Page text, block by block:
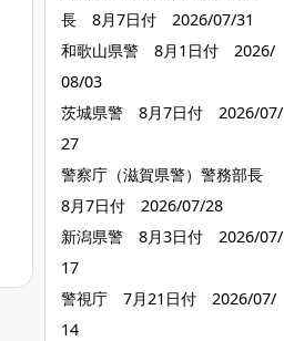
長 8月7日付 2026/07/31
和歌山県警 8月1日付 2026/
08/03
茨城県警 8月7日付 2026/07/
27
警察庁（滋賀県警）警務部長
8月7日付 2026/07/28
新潟県警 8月3日付 2026/07/
17
警視庁 7月21日付 2026/07/
14